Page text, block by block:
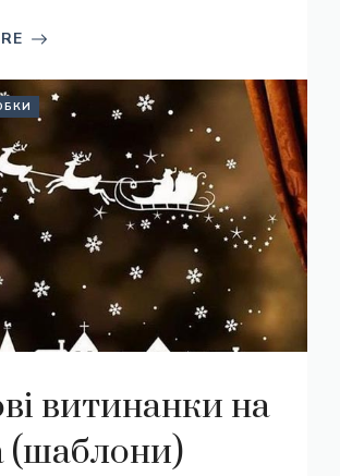
витинанки на
(шаблони)